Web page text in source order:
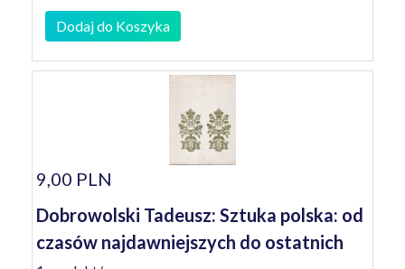
Dodaj do Koszyka
9,00 PLN
Dobrowolski Tadeusz: Sztuka polska: od
czasów najdawniejszych do ostatnich